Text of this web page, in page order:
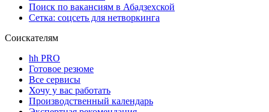
Поиск по вакансиям в Абадзехской
Сетка: соцсеть для нетворкинга
Соискателям
hh PRO
Готовое резюме
Все сервисы
Хочу у вас работать
Производственный календарь